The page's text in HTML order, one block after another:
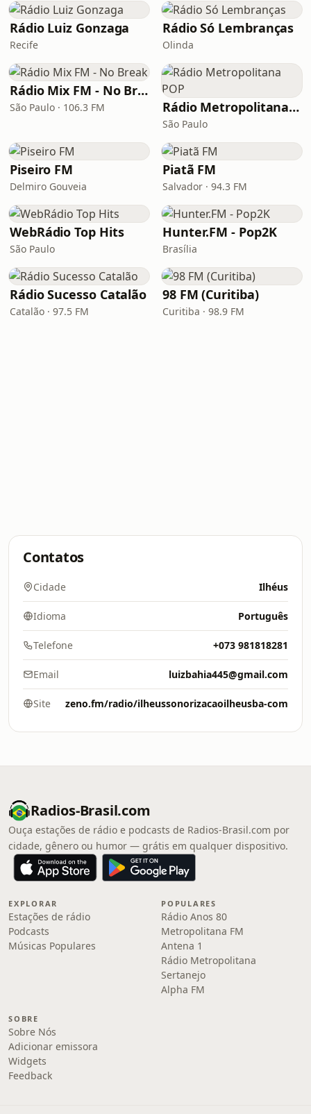
Rádio Luiz Gonzaga
Recife
Rádio Só Lembranças
Olinda
Rádio Mix FM - No Break
São Paulo · 106.3 FM Rádio Metropolitana POP
São Paulo
Piseiro FM
Delmiro Gouveia
Piatã FM
Salvador · 94.3 FM
WebRádio Top Hits
São Paulo
Hunter.FM - Pop2K
Brasília
Rádio Sucesso Catalão
Catalão · 97.5 FM
98 FM (Curitiba)
Curitiba · 98.9 FM
Contatos
Cidade Ilhéus
Idioma Português
Telefone +073 981818281
Email luizbahia445@gmail.com
Site zeno.fm/radio/ilheussonorizacaoilheusba-com
Radios-Brasil.com
Ouça estações de rádio e podcasts de Radios-Brasil.com por
cidade, gênero ou humor — grátis em qualquer dispositivo.
EXPLORAR
Estações de rádio
Podcasts
Músicas Populares
POPULARES
Rádio Anos 80
Metropolitana FM
Antena 1
Rádio Metropolitana
Sertanejo
Alpha FM
SOBRE
Sobre Nós
Adicionar emissora
Widgets
Feedback